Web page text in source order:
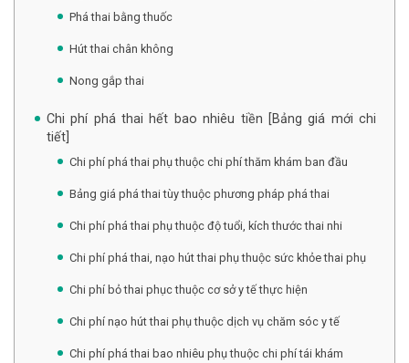
Phá thai bằng thuốc
Hút thai chân không
Nong gắp thai
Chi phí phá thai hết bao nhiêu tiền [Bảng giá mới chi
tiết]
Chi phí phá thai phụ thuộc chi phí thăm khám ban đầu
Bảng giá phá thai tùy thuộc phương pháp phá thai
Chi phí phá thai phụ thuộc độ tuổi, kích thước thai nhi
Chi phí phá thai, nạo hút thai phụ thuộc sức khỏe thai phụ
Chi phí bỏ thai phục thuộc cơ sở y tế thực hiện
Chi phí nạo hút thai phụ thuộc dịch vụ chăm sóc y tế
Chi phí phá thai bao nhiêu phụ thuộc chi phí tái khám